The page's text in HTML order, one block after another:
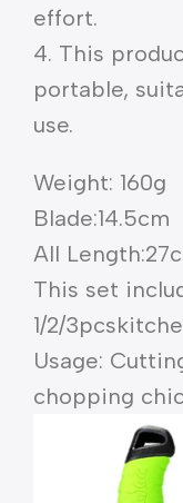
effort.
4. This
portable,
use.
Weight: 160g
Blade:14.5cm
All
This set
1/2/
Usage:
chopping